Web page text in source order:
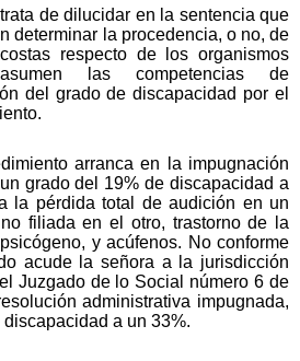
de dilucidar en la sentencia que
determinar la procedencia, o no, de
respecto de los organismos
las competencias de
del grado de discapacidad por el
arranca en la impugnación
grado del 19% de discapacidad a
la pérdida total de audición en un
filiada en el otro, trastorno de la
y acúfenos. No conforme
acude la señora a la jurisdicción
Juzgado de lo Social número 6 de
administrativa impugnada,
a un 33%.